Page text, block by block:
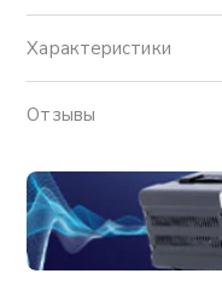
Характеристики
Отзывы